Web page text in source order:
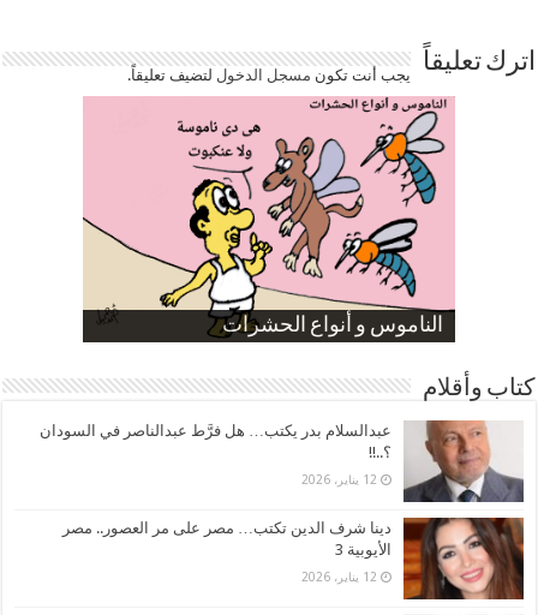
اترك تعليقاً يجب أنت تكون مسجل الدخوللتضيف تعليقاً.
الناموس و أنواع الحشرات
الموظفين بعد ارتفاع الأسعار
ارتفاع نسبة الطلاق في مصر
صورة كاركاتيرية
صورة كاركاتيرية
كتاب وأقلام
عبدالسلام بدر يكتب… هل فرَّط عبدالناصر في السودان
؟..!!
12 يناير، 2026
دينا شرف الدين تكتب… مصر على مر العصور.. مصر
الأيوبية 3
12 يناير، 2026